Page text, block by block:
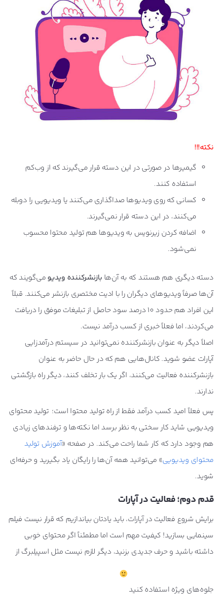
نکته!!!
گیمیرها در صورتی در این دسته قرار می‌گیرند که از وب‌کم
استفاده کنند.
کسانی که روی ویدیوها صداگذاری می‌کنند یا ویدیویی را دوبله
می‌کنند، در این دسته قرار نمی‌گیرند.
اضافه کردن زیرنویس به ویدیوها هم تولید محتوا محسوب
نمی‌شود.
دسته دیگری هم هستند که به آن‌ها بازنشرکننده ویدیو می‌گویند که
آن‌ها صرفاً ویدیوهای دیگران را با ادیت مختصری بازنشر می‌کنند. قبلاً
این افراد هم حدود 10 درصد سود حاصل از تبلیغات موفق را دریافت
می‌کردند، اما فعلاً خبری از کسب درآمد نیست.
اصلاً دیگر به عنوان بازنشرکننده نمی‌توانید در سیستم درآمدزایی
آپارات عضو شوید. کانال‌هایی هم که در حال حاضر به عنوان
بازنشرکننده فعالیت می‌کنند، اگر یک بار تخلف کنند، دیگر راه بازگشتی
ندارند.
پس فعلاً امید کسب درآمد فقط از راه تولید محتوا است؛ تولید محتوای
ویدیویی شاید کار سختی به نظر برسد اما نکته‌ها و ترفندهای زیادی
هم وجود دارد که کار شما راحت می‌کند. در صفحه «آموزش تولید
محتوای ویدیویی» می‌توانید همه آن‌ها را رایگان یاد بگیرید و حرفه‌ای
شوید.
قدم دوم؛ فعالیت در آپارات
برایش شروع فعالیت در آپارات، باید یادتان بیاندازیم که قرار نیست فیلم
سینمایی بسازید! کیفیت مهم است اما مطمئناً اگر محتوای خوبی
داشته باشید و حرف جدیدی بزنید، دیگر لازم نیست مثل اسپیلبرگ از
جلوه‌های ویژه استفاده کنید